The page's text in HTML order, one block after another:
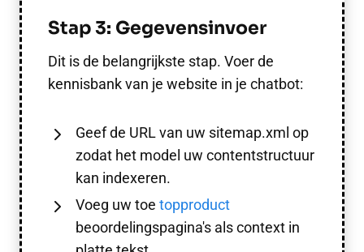
Stap 3: Gegevensinvoer
Dit is de belangrijkste stap. Voer de
kennisbank van je website in je chatbot:
Geef de URL van uw sitemap.xml op
zodat het model uw contentstructuur
kan indexeren.
Voeg uw toe topproduct
beoordelingspagina's als context in